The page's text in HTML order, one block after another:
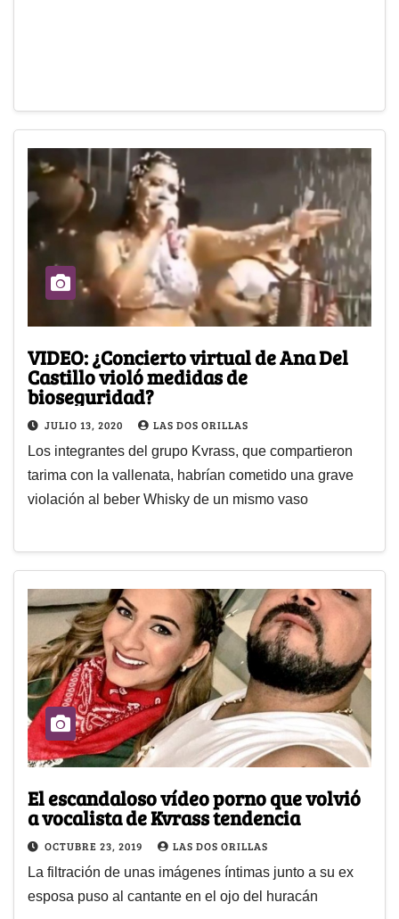
VIDEO: ¿Concierto virtual de Ana Del
Castillo violó medidas de
bioseguridad?
JULIO 13, 2020 LAS DOS ORILLAS
Los integrantes del grupo Kvrass, que compartieron
tarima con la vallenata, habrían cometido una grave
violación al beber Whisky de un mismo vaso
El escandaloso vídeo porno que volvió
a vocalista de Kvrass tendencia
OCTUBRE 23, 2019 LAS DOS ORILLAS
La filtración de unas imágenes íntimas junto a su ex
esposa puso al cantante en el ojo del huracán